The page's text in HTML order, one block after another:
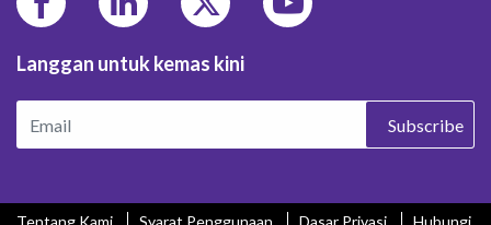
Langgan untuk kemas kini
Subscribe